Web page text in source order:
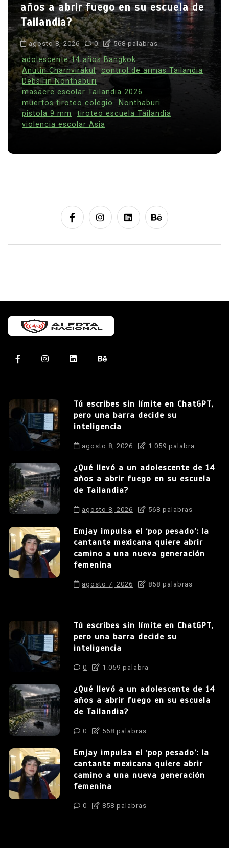
años a abrir fuego en su escuela de
Tailandia?
agosto 8, 2026 0 568 palabras
adolescente 14 años Bangkok
Anutin Charnvirakul
control de armas Tailandia
Debsirin Nonthaburi
masacre escolar Tailandia 2026
muertos tiroteo colegio
Nonthaburi
pistola 9 mm
tiroteo escuela Tailandia
violencia escolar Asia
Tú escribes sin límite en ChatGPT,
pero una barra decide su
inteligencia
agosto 8, 2026 1.059 palabra
¿Qué llevó a un adolescente de 14
años a abrir fuego en su escuela
de Tailandia?
agosto 8, 2026 568 palabras
Emjay impulsa el ‘pop pesado’: la
cantante mexicana quiere abrir
camino a una nueva generación
femenina
agosto 7, 2026 858 palabras
Tú escribes sin límite en ChatGPT,
pero una barra decide su
inteligencia
0 1.059 palabra
¿Qué llevó a un adolescente de 14
años a abrir fuego en su escuela
de Tailandia?
0 568 palabras
Emjay impulsa el ‘pop pesado’: la
cantante mexicana quiere abrir
camino a una nueva generación
femenina
0 858 palabras